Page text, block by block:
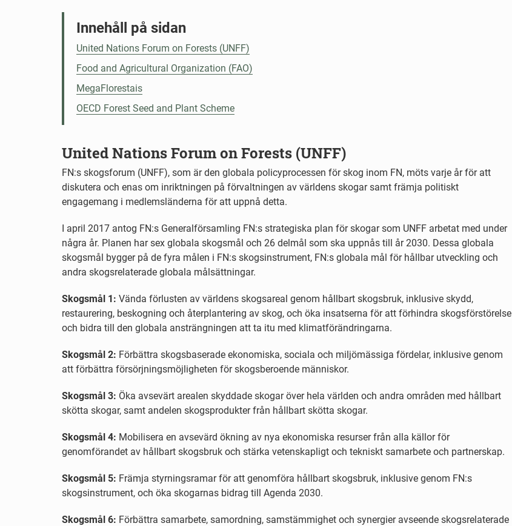
Innehåll på sidan
United Nations Forum on Forests (UNFF)
Food and Agricultural Organization (FAO)
MegaFlorestais
OECD Forest Seed and Plant Scheme
United Nations Forum on Forests (UNFF)
FN:s skogsforum (UNFF), som är den globala policyprocessen för skog inom FN, möts varje år för att
diskutera och enas om inriktningen på förvaltningen av världens skogar samt främja politiskt
engagemang i medlemsländerna för att uppnå detta.
I april 2017 antog FN:s Generalförsamling FN:s strategiska plan för skogar som UNFF arbetat med under
några år. Planen har sex globala skogsmål och 26 delmål som ska uppnås till år 2030. Dessa globala
skogsmål bygger på de fyra målen i FN:s skogsinstrument, FN:s globala mål för hållbar utveckling och
andra skogsrelaterade globala målsättningar.
Skogsmål 1: Vända förlusten av världens skogsareal genom hållbart skogsbruk, inklusive skydd,
restaurering, beskogning och återplantering av skog, och öka insatserna för att förhindra skogsförstörelse
och bidra till den globala ansträngningen att ta itu med klimatförändringarna.
Skogsmål 2: Förbättra skogsbaserade ekonomiska, sociala och miljömässiga fördelar, inklusive genom
att förbättra försörjningsmöjligheten för skogsberoende människor.
Skogsmål 3: Öka avsevärt arealen skyddade skogar över hela världen och andra områden med hållbart
skötta skogar, samt andelen skogsprodukter från hållbart skötta skogar.
Skogsmål 4: Mobilisera en avsevärd ökning av nya ekonomiska resurser från alla källor för
genomförandet av hållbart skogsbruk och stärka vetenskapligt och tekniskt samarbete och partnerskap.
Skogsmål 5: Främja styrningsramar för att genomföra hållbart skogsbruk, inklusive genom FN:s
skogsinstrument, och öka skogarnas bidrag till Agenda 2030.
Skogsmål 6: Förbättra samarbete, samordning, samstämmighet och synergier avseende skogsrelaterade